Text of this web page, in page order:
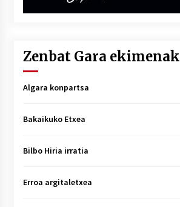
Zenbat Gara ekimenak
Algara konpartsa
Bakaikuko Etxea
Bilbo Hiria irratia
Erroa argitaletxea